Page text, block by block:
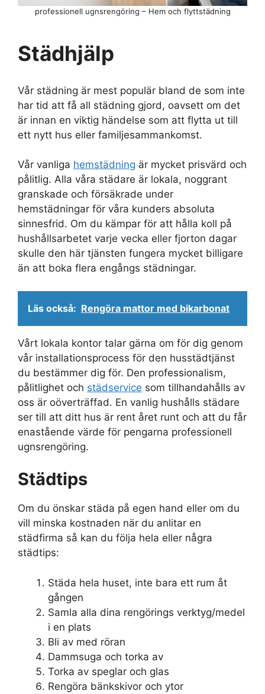
Städhjälp
Vår städning är mest populär bland de som inte
har tid att få all städning gjord, oavsett om det
är innan en viktig händelse som att flytta ut till
ett nytt hus eller familjesammankomst.
Vår vanliga hemstädning är mycket prisvärd och
pålitlig. Alla våra städare är lokala, noggrant
granskade och försäkrade under
hemstädningar för våra kunders absoluta
sinnesfrid. Om du kämpar för att hålla koll på
hushållsarbetet varje vecka eller fjorton dagar
skulle den här tjänsten fungera mycket billigare
än att boka flera engångs städningar.
Läs också: Rengöra mattor med bikarbonat
Vårt lokala kontor talar gärna om för dig genom
vår installationsprocess för den husstädtjänst
du bestämmer dig för. Den professionalism,
pålitlighet och städservice som tillhandahålls av
oss är oöverträffad. En vanlig hushålls städare
ser till att ditt hus är rent året runt och att du får
enastående värde för pengarna professionell
ugnsrengöring.
Städtips
Om du önskar städa på egen hand eller om du
vill minska kostnaden när du anlitar en
städfirma så kan du följa hela eller några
städtips:
Städa hela huset, inte bara ett rum åt
gången
Samla alla dina rengörings verktyg/medel
i en plats
Bli av med röran
Dammsuga och torka av
Torka av speglar och glas
Rengöra bänkskivor och ytor
professionell ugnsrengöring – Hem och flyttstädning